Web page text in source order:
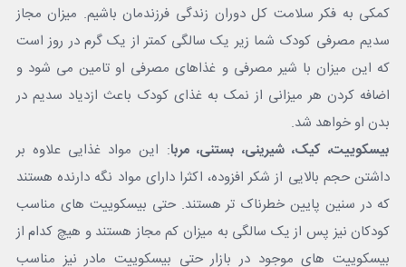
کمکی به فکر سلامت کل دوران زندگی فرزندمان باشیم. میزان مجاز
سدیم مصرفی کودک شما زیر یک سالگی کمتر از یک گرم در روز است
که این میزان با شیر مصرفی و غذاهای مصرفی او تامین می شود و
اضافه کردن هر میزانی از نمک به غذای کودک باعث ازدیاد سدیم در
بدن او خواهد شد.
بیسکوییت، کیک، شیرینی، بستنی، مربا: این مواد غذایی علاوه بر
داشتن حجم بالایی از شکر افزوده، اکثرا دارای مواد نگه دارنده هستند
که در سنین پایین خطرناک تر هستند. حتی بیسکوییت های مناسب
کودکان نیز پس از یک سالگی به میزان کم مجاز هستند و هیچ کدام از
بیسکوییت های موجود در بازار حتی بیسکوییت مادر نیز مناسب